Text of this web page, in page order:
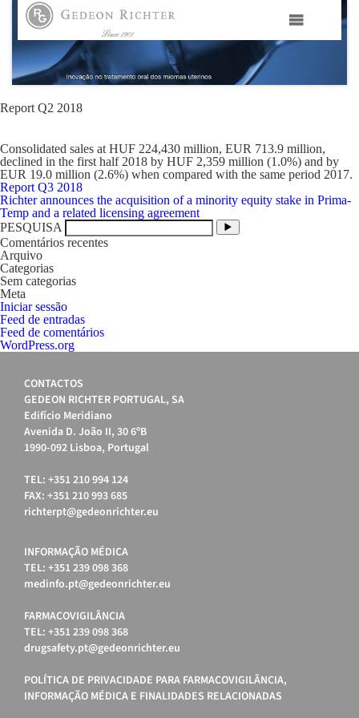
HOME
GEDEON RICHTER PORTUGAL
GEDEON RICHTER GRUPO
ÁREAS TERAPÊUTICAS
MEDIA
CONTACTOS
FAMA
Report Q2 2018
Consolidated sales at HUF 224,430 million, EUR 713.9 million,
declined in the first half 2018 by HUF 2,359 million (1.0%) and by
EUR 19.0 million (2.6%) when compared with the same period 2017.
Navegação
de
artigos
Report Q3 2018
Richter announces the acquisition of a minority equity stake in Prima-
Temp and a related licensing agreement
PESQUISA
Comentários recentes
Arquivo
Categorias
Sem categorias
Meta
Iniciar sessão
Feed de entradas
Feed de comentários
WordPress.org
CONTACTOS
GEDEON RICHTER PORTUGAL, SA
Edifício Meridiano
Avenida D. João II, 30 6ºB
1990-092 Lisboa, Portugal
TEL: +351 210 994 124
FAX: +351 210 993 685
richterpt@gedeonrichter.eu
INFORMAÇÃO MÉDICA
TEL: +351 239 098 368
medinfo.pt@gedeonrichter.eu
FARMACOVIGILÂNCIA
TEL: +351 239 098 368
drugsafety.pt@gedeonrichter.eu
POLÍTICA DE PRIVACIDADE PARA FARMACOVIGILÂNCIA,
INFORMAÇÃO MÉDICA E FINALIDADES RELACIONADAS